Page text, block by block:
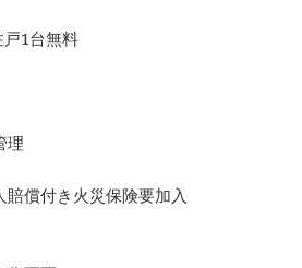
1台無料
付き火災保険要加入